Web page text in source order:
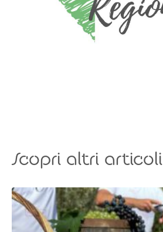
Scopri altri articoli